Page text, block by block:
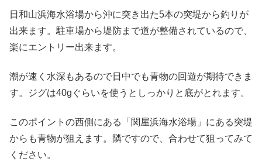
日和山浜海水浴場から沖に突き出た5本の突堤から釣りが
出来ます。駐車場から堤防まで道が整備されているので、
楽にエントリー出来ます。
潮が速く水深もあるので日中でも青物の回遊が期待できま
す。ジグは40gぐらいを使うとしっかりと底がとれます。
このポイントの西側にある「関屋浜海水浴場」にある突堤
からも青物が狙えます。隣ですので、合わせて狙ってみて
ください。